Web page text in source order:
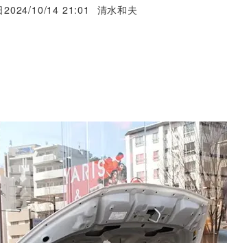
2024/10/14 21:01
著
清水和夫